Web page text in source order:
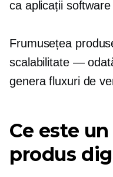
ca aplicații
Frumusețea
scalabilitate —
genera fluxuri de
Ce este
produs